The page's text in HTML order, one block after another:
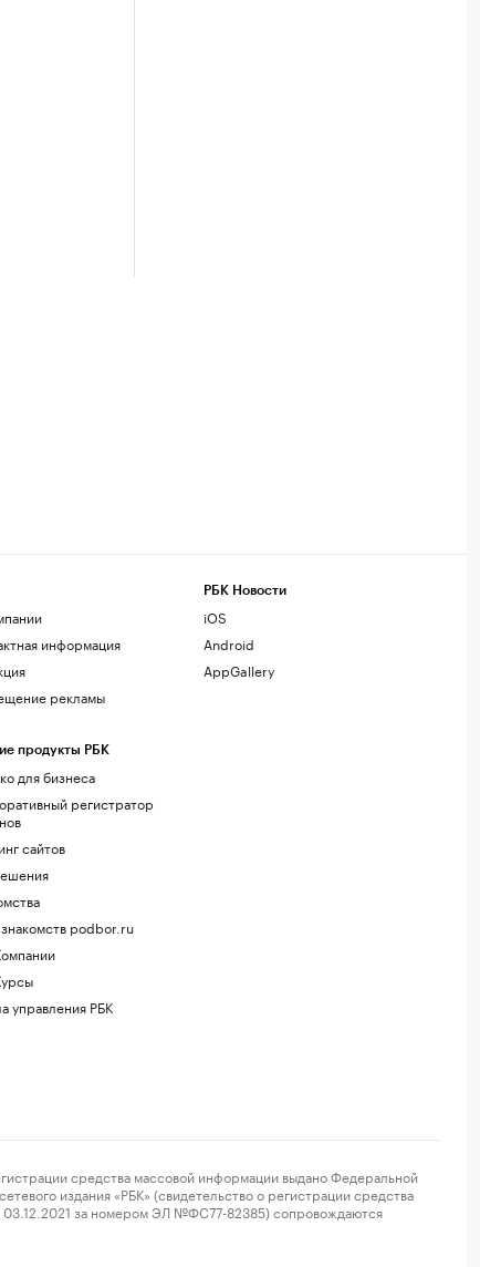
информация
рекламы
продукты РБК
для бизнеса
регистратор
сайтов
podbor.ru
управления РБК
РБК Новости
iOS
Android
AppGallery
средства массовой информации выдано Федеральной
издания «РБК» (свидетельство о регистрации средства
03.12.2021 за номером ЭЛ №ФС77-82385) сопровождаются